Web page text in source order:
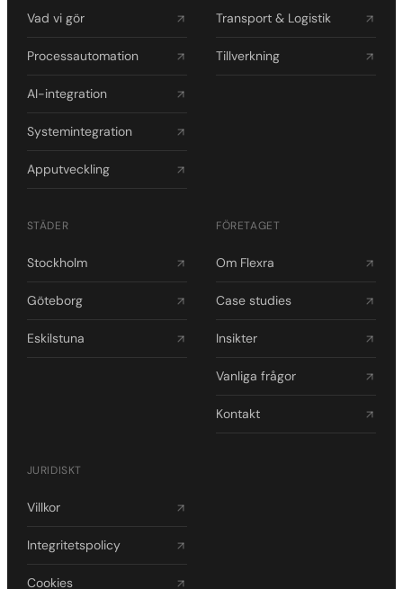
Vad vi gör
Processautomation
AI-integration
Systemintegration
Apputveckling
Transport & Logistik
Tillverkning
STÄDER
Stockholm
Göteborg
Eskilstuna
FÖRETAGET
Om Flexra
Case studies
Insikter
Vanliga frågor
Kontakt
JURIDISKT
Villkor
Integritetspolicy
Cookies